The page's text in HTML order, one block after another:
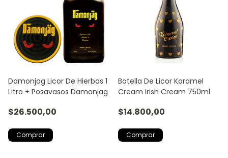
Damonjag Licor De Hierbas 1
Litro + Posavasos Damonjag
$26.500,00
Botella De Licor Karamel
Cream Irish Cream 750ml
$14.800,00